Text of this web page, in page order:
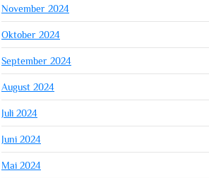
November 2024
Oktober 2024
September 2024
August 2024
Juli 2024
Juni 2024
Mai 2024